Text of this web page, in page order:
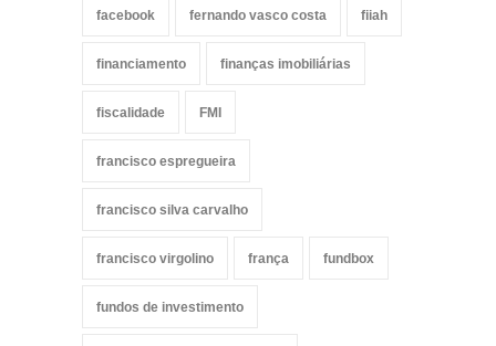
facebook fernando vasco costa fiiah
financiamento finanças imobiliárias
fiscalidade FMI
francisco espregueira
francisco silva carvalho
francisco virgolino frança fundbox
fundos de investimento